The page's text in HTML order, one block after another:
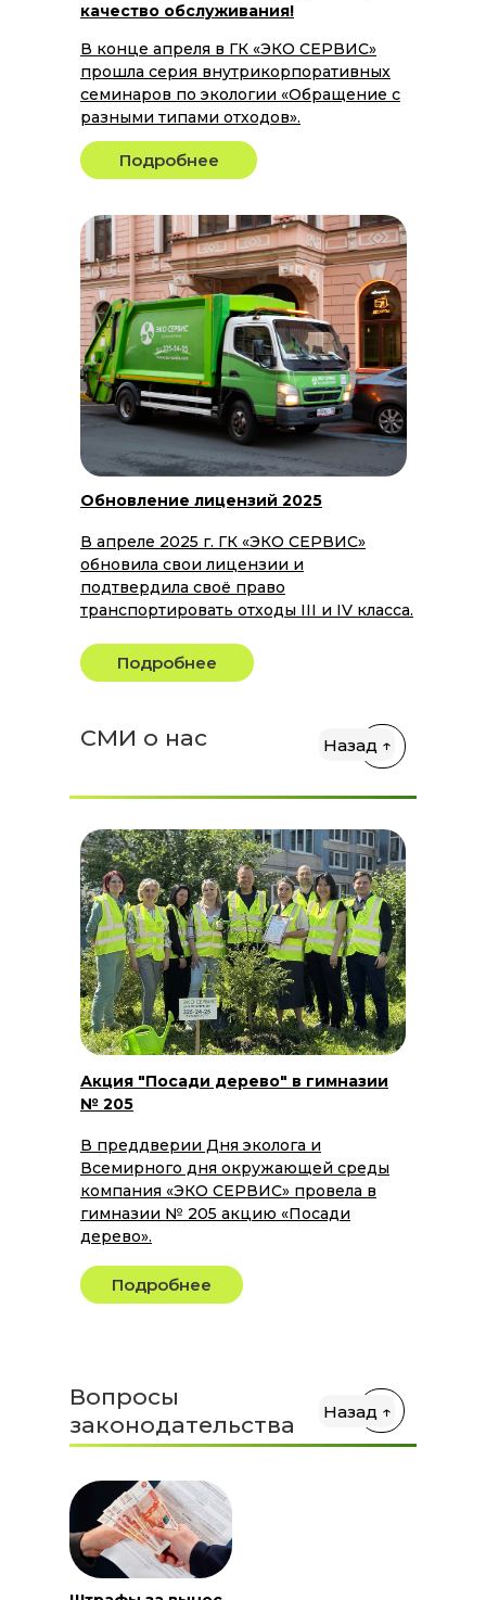
качество обслуживания!
В конце апреля в ГК «ЭКО СЕРВИС»
прошла серия внутрикорпоративных
семинаров по экологии «Обращение с
разными типами отходов».
Подробнее
Обновление лицензий 2025
В апреле 2025 г. ГК «ЭКО СЕРВИС»
обновила свои лицензии и
подтвердила своё право
транспортировать отходы III и IV класса.
Подробнее
СМИ о нас Назад ↑
Акция "Посади дерево" в гимназии
№ 205
В преддверии Дня эколога и
Всемирного дня окружающей среды
компания «ЭКО СЕРВИС» провела в
гимназии № 205 акцию «Посади
дерево».
Подробнее
Вопросы
законодательства
Назад ↑